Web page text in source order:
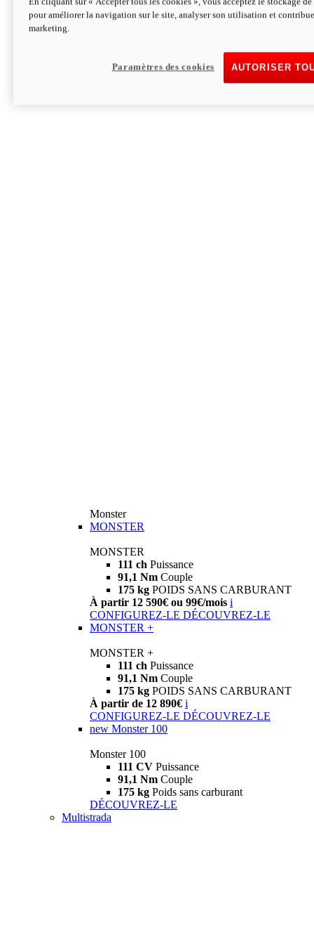
Hypermotard V2 SP 100
Découvrez-le
Monster
MONSTER
MONSTER
111 ch Puissance
91,1 Nm Couple
175 kg POIDS SANS CARBURANT
À partir 12 590€ ou 99€/mois i
CONFIGUREZ-LE DÉCOUVREZ-LE
MONSTER +
MONSTER +
111 ch Puissance
91,1 Nm Couple
175 kg POIDS SANS CARBURANT
À partir de 12 890€ i
CONFIGUREZ-LE DÉCOUVREZ-LE
new Monster 100
Monster 100
111 CV Puissance
91,1 Nm Couple
175 kg Poids sans carburant
DÉCOUVREZ-LE
Multistrada
pour améliorer la navigation sur le site, analyser son utilisation et
marketing.
AUTORISER
Paramètres des cookies